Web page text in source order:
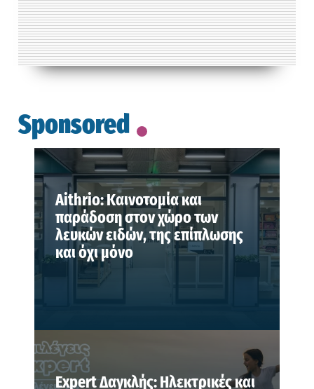
Sponsored
Aithrio: Καινοτομία και
παράδοση στον χώρο των
λευκών ειδών, της επίπλωσης
και όχι μόνο
Expert Δαγκλής: Ηλεκτρικές και